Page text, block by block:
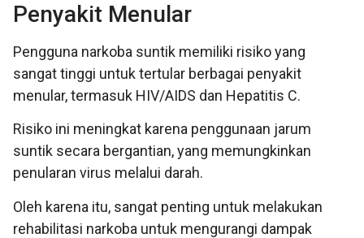
Penyakit Menular
Pengguna narkoba suntik memiliki risiko yang
sangat tinggi untuk tertular berbagai penyakit
menular, termasuk HIV/AIDS dan Hepatitis C.
Risiko ini meningkat karena penggunaan jarum
suntik secara bergantian, yang memungkinkan
penularan virus melalui darah.
Oleh karena itu, sangat penting untuk melakukan
rehabilitasi narkoba untuk mengurangi dampak